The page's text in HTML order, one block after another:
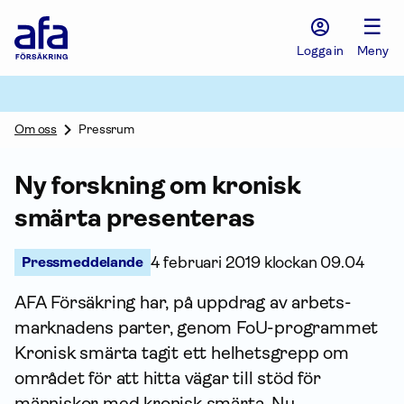
Försäkring
Logga in
☰
Meny
Om oss Pressrum
Ny forskning om kronisk
smärta presenteras
Pressmeddelande 4 februari 2019 klockan 09.04
AFA För­säkring har, på uppdrag av arbets­
marknadens parter, genom FoU-programmet
Kronisk smärta tagit ett helhetsgrepp om
området för att hitta vägar till stöd för